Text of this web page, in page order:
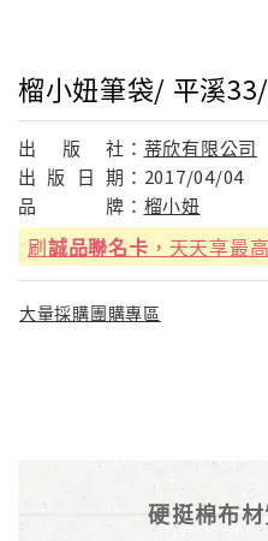
榴小妞筆袋/ 平溪
出 版 社： 蒂欣有限公司
出 版 日 期： 2017/04/04
品
牌： 榴小妞
刷誠品聯名卡 ，天天享最
大量採購團購專區
硬挺棉布